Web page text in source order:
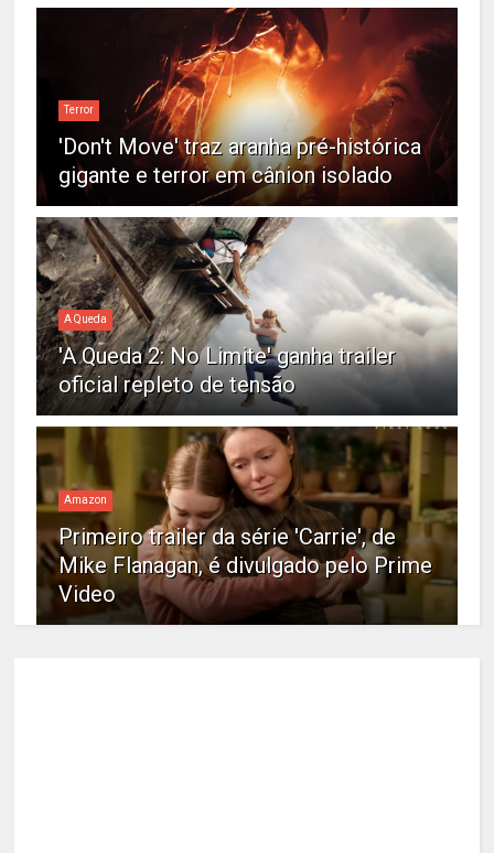
Terror
'Don't Move' traz aranha pré-histórica
gigante e terror em cânion isolado
A Queda
'A Queda 2: No Limite' ganha trailer
oficial repleto de tensão
Amazon
Primeiro trailer da série 'Carrie', de
Mike Flanagan, é divulgado pelo Prime
Video